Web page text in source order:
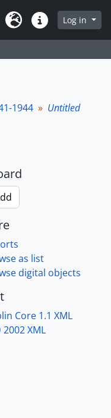
LanguageQuick linksLog in
1944
Untitled
as list
digital objects
Core 1.1 XML
2002 XML